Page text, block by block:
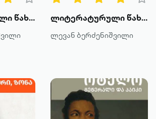
ლიტერატურული წახნაგები: პერსონაჟი - ანა კარენინა ლიტერატურული წახნაგები: კობო აბე და ქვიშის იმპერია
ლევან ბერძენიშვილი